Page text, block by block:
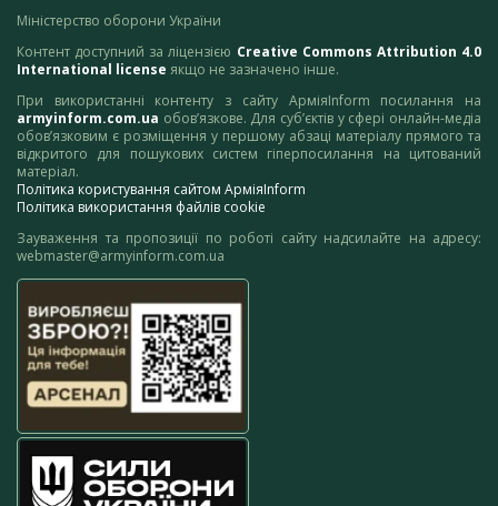
Міністерство оборони України
Контент доступний за ліцензією Creative Commons Attribution 4.0
International license якщо не зазначено інше.
При використанні контенту з сайту АрміяInform посилання на
armyinform.com.ua обов’язкове. Для суб’єктів у сфері онлайн-медіа
обов’язковим є розміщення у першому абзаці матеріалу прямого та
відкритого для пошукових систем гіперпосилання на цитований
матеріал.
Політика користування сайтом АрміяInform
Політика використання файлів cookie
Зауваження та пропозиції по роботі сайту надсилайте на адресу:
webmaster@armyinform.com.ua